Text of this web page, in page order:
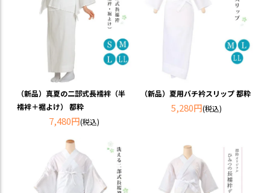
（新品）真夏の二部式長襦袢（半
襦袢＋裾よけ） 都粋
7,480円(税込)
（新品）夏用バチ衿スリップ 都粋
5,280円(税込)